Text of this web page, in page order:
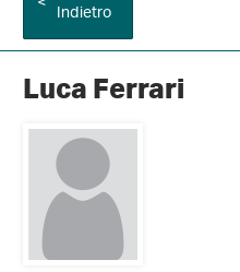
Indietro
Luca Ferrari